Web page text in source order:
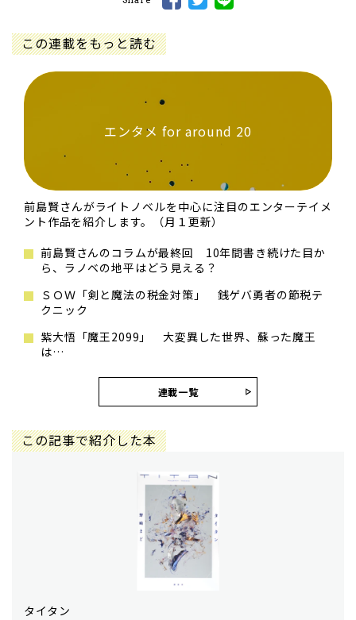
この連載をもっと読む
エンタメ for around 20
前島賢さんがライトノベルを中心に注目のエンターテイメ
ント作品を紹介します。（月１更新）
前島賢さんのコラムが最終回 10年間書き続けた目か
ら、ラノベの地平はどう見える？
ＳＯＷ「剣と魔法の税金対策」 銭ゲバ勇者の節税テ
クニック
紫大悟「魔王2099」 大変異した世界、蘇った魔王
は…
連載一覧
この記事で紹介した本
タイタン